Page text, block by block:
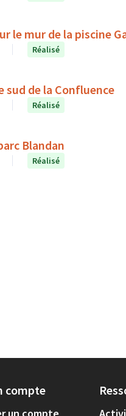
le mur de la piscine
Réalisé
de la Confluence
Réalisé
Blandan
Réalisé
compte